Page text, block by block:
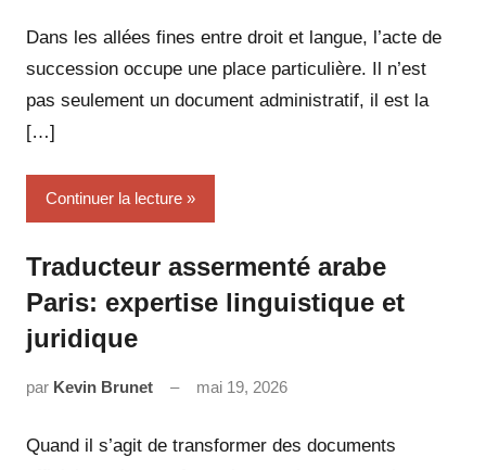
Dans les allées fines entre droit et langue, l’acte de
succession occupe une place particulière. Il n’est
pas seulement un document administratif, il est la
[…]
Continuer la lecture
Traducteur assermenté arabe
Paris: expertise linguistique et
juridique
par Kevin Brunet mai 19, 2026
Quand il s’agit de transformer des documents